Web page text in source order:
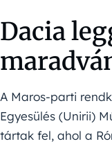
Dacia
A Maros-parti
Egyesülés (Unirii)
tártak fel, ahol a